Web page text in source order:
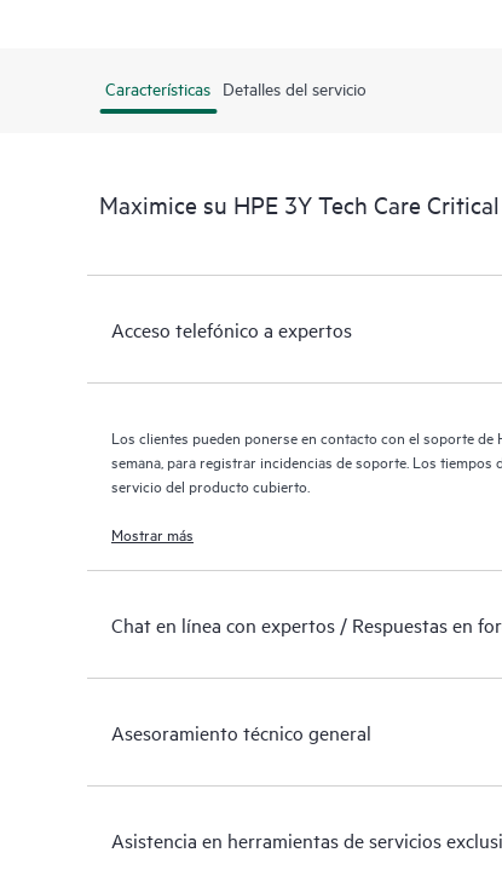
Características Detalles del servicio
Maximice su HPE 3Y Tech Care
Acceso telefónico a expertos
Los clientes pueden ponerse en contacto con el soporte de
semana, para registrar incidencias de soporte. Los tiempos
servicio del producto cubierto.
Mostrar más
Chat en línea con expertos / Respuestas en
Asesoramiento técnico general
Asistencia en herramientas de servicios